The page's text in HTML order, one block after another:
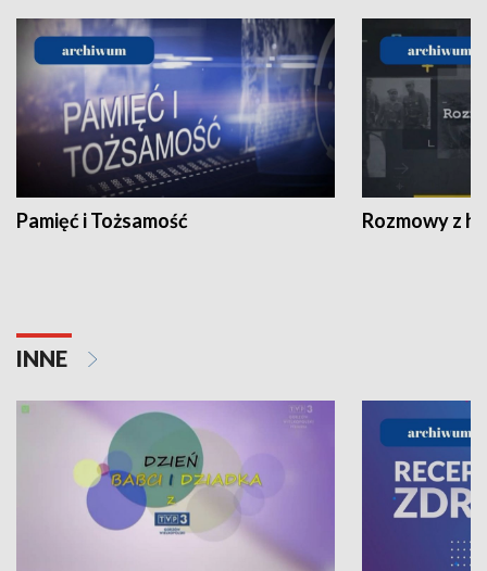
Pamięć i Tożsamość Rozmowy z
INNE